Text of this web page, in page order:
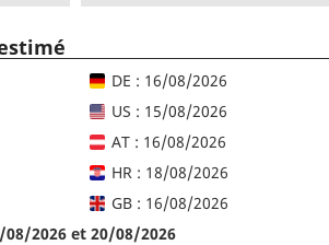
DE : 16/08/2026
US : 15/08/2026
AT : 16/08/2026
HR : 18/08/2026
GB : 16/08/2026
2026 et 20/08/2026